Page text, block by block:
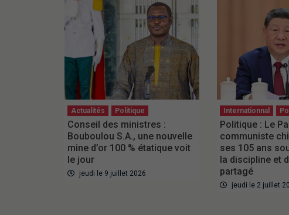
Actualités Politique
Conseil des ministres :
Bouboulou S.A., une nouvelle
mine d’or 100 % étatique voit
le jour
jeudi le 9 juillet 2026
Internationnal
Politique : Le
communiste
ses 105 ans
la discipline et
partagé
jeudi le 2 juillet